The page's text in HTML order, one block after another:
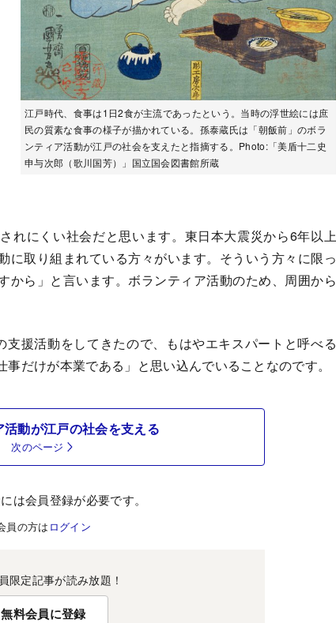
江戸時代、食事は1日2食が主流であったという。当時の浮世絵には庶
民の質素な食事の様子が描かれている。孫泰蔵氏は「朝飯前」のボラ
ンティア活動が江戸の社会を支えたと指摘する。Photo:「美盾十二史
申与次郎（歌川国芳）」国立国会図書館所蔵
れにくい社会だと思います。東日本大震災から6年以上
に取り組まれている方々がいます。そういう方々に限っ
から」と言います。ボランティア活動のため、周囲から
援活動をしてきたので、もはやエキスパートと呼べる
だけが本業である」と思い込んでいることなのです。
動が江戸の社会を支える
次のページ
は会員登録が必要です。
員の方は ログイン
限定記事が読み放題！
無料会員に登録